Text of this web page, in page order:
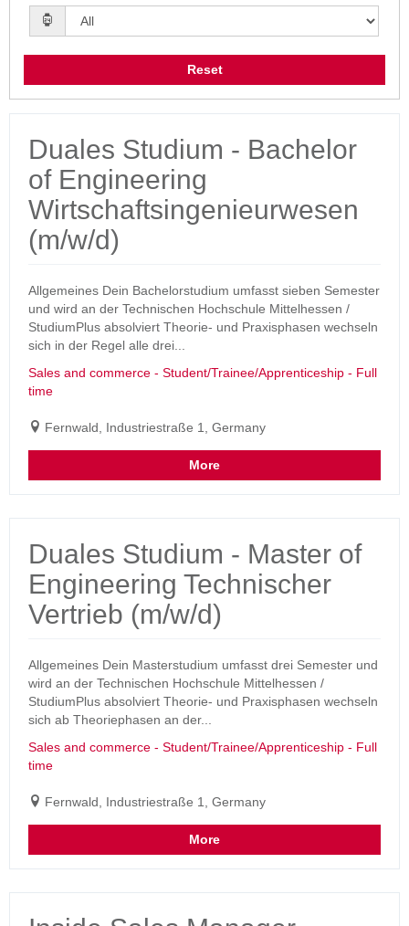
Reset
Duales Studium - Bachelor
of Engineering
Wirtschaftsingenieurwesen
(m/w/d)
Allgemeines Dein Bachelorstudium umfasst sieben Semester
und wird an der Technischen Hochschule Mittelhessen /
StudiumPlus absolviert Theorie- und Praxisphasen wechseln
sich in der Regel alle drei...
Sales and commerce - Student/Trainee/Apprenticeship - Full
time
Fernwald, Industriestraße 1, Germany
More
Duales Studium - Master of
Engineering Technischer
Vertrieb (m/w/d)
Allgemeines Dein Masterstudium umfasst drei Semester und
wird an der Technischen Hochschule Mittelhessen /
StudiumPlus absolviert Theorie- und Praxisphasen wechseln
sich ab Theoriephasen an der...
Sales and commerce - Student/Trainee/Apprenticeship - Full
time
Fernwald, Industriestraße 1, Germany
More